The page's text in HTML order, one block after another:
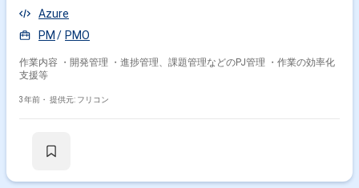
Azure
PM
PMO
作業内容 ・開発管理 ・進捗管理、課題管理などのPJ管理 ・作業の効率化
支援等
3年前・ 提供元: フリコン